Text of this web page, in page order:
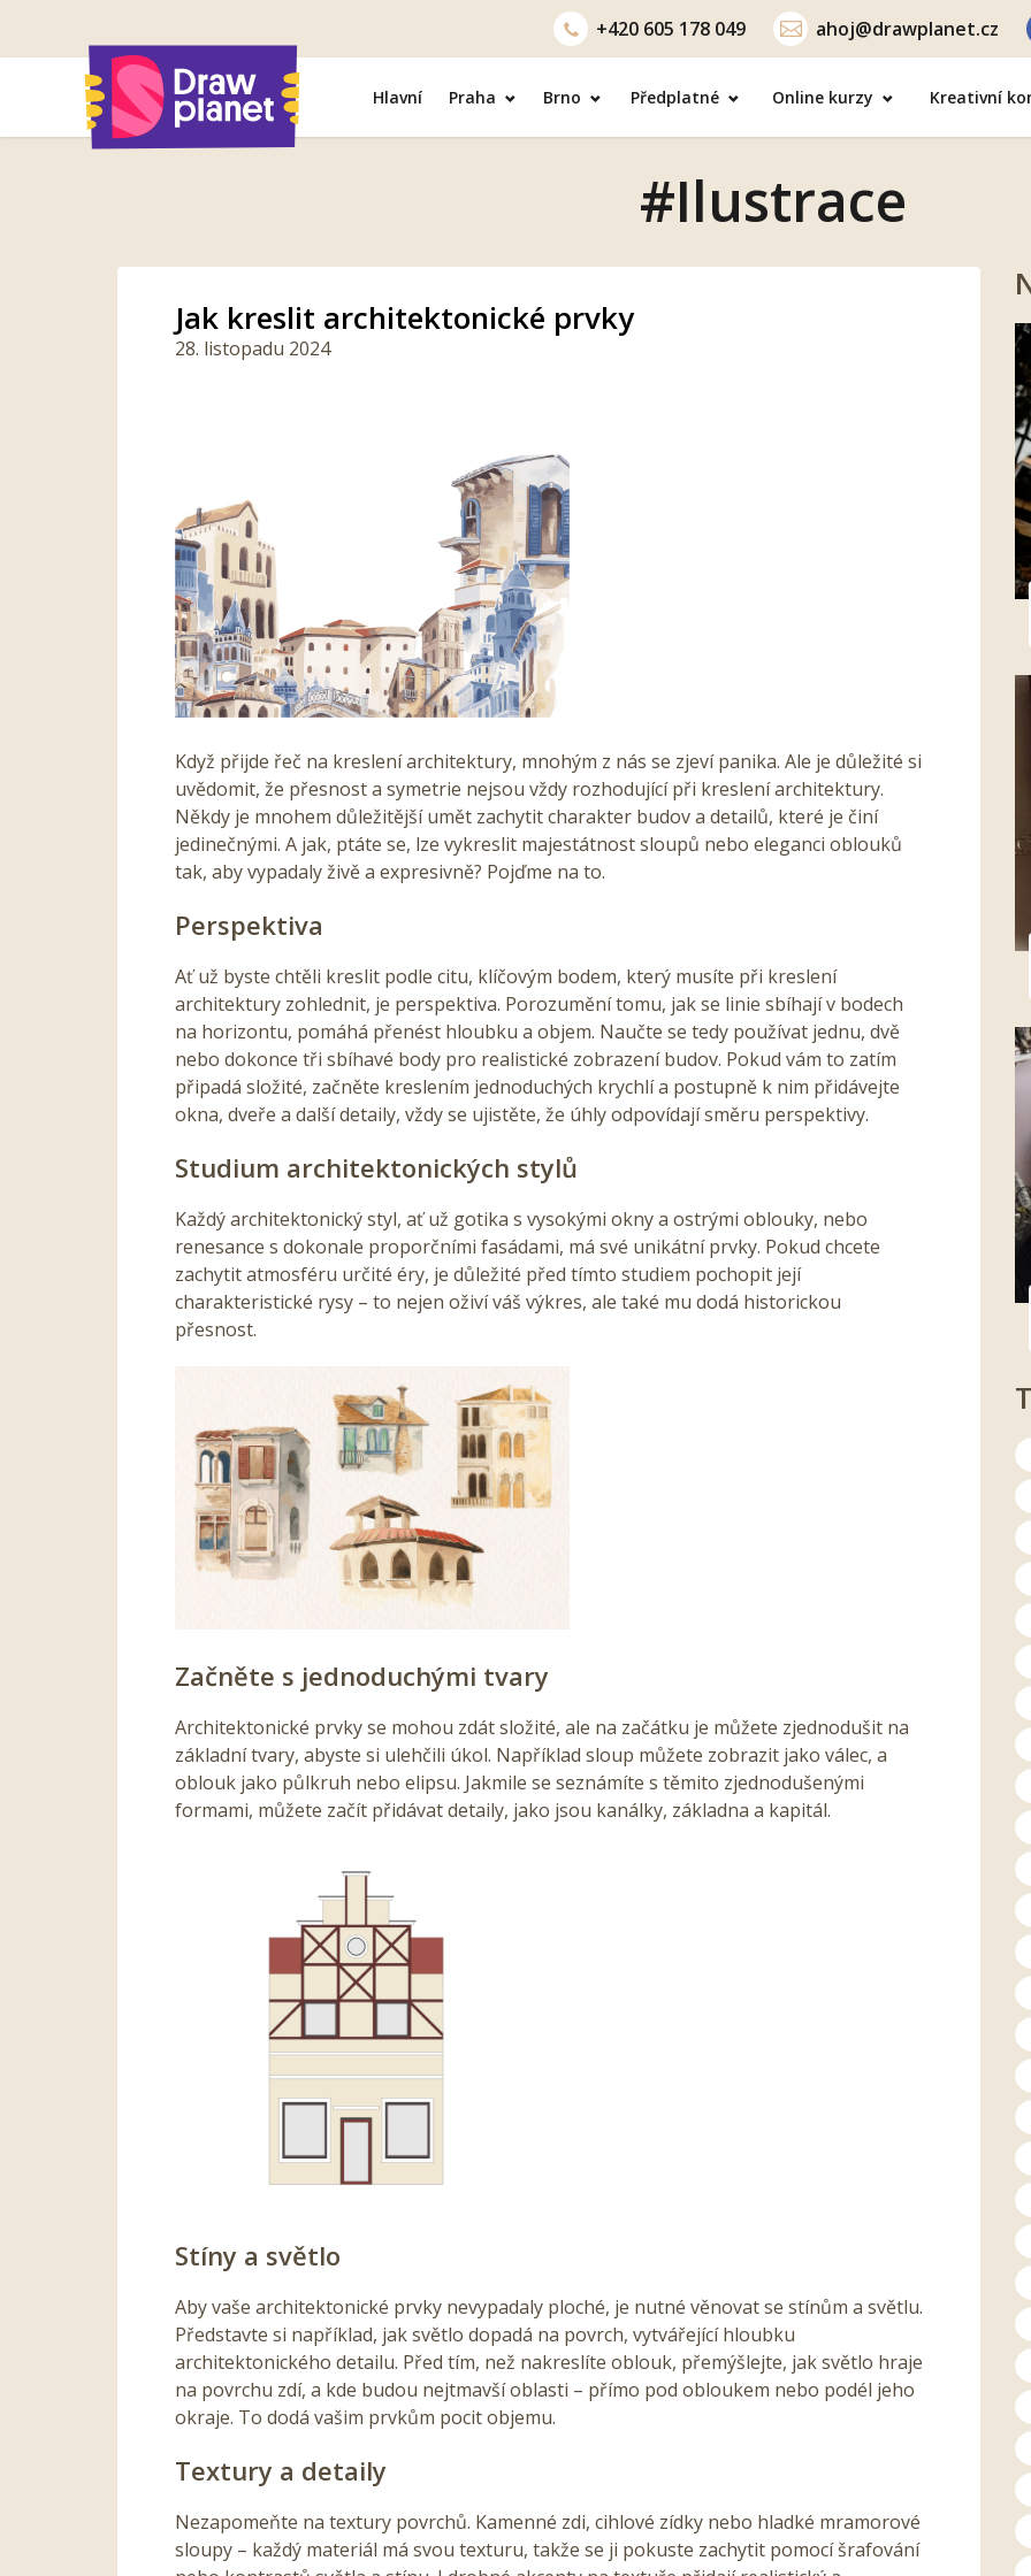
+420 605 178 049 ahoj@drawplanet.cz
Hlavní Praha Brno Předplatné Online kurzy Kreativní
#Ilustrace
Jak kreslit architektonické prvky
28. listopadu 2024
Když přijde řeč na kreslení architektury, mnohým z nás se zjeví panika. Ale je důležité si
uvědomit, že přesnost a symetrie nejsou vždy rozhodující při kreslení architektury.
Někdy je mnohem důležitější umět zachytit charakter budov a detailů, které je činí
jedinečnými. A jak, ptáte se, lze vykreslit majestátnost sloupů nebo eleganci oblouků
tak, aby vypadaly živě a expresivně? Pojďme na to.
Perspektiva
Ať už byste chtěli kreslit podle citu, klíčovým bodem, který musíte při kreslení
architektury zohlednit, je perspektiva. Porozumění tomu, jak se linie sbíhají v bodech
na horizontu, pomáhá přenést hloubku a objem. Naučte se tedy používat jednu, dvě
nebo dokonce tři sbíhavé body pro realistické zobrazení budov. Pokud vám to zatím
připadá složité, začněte kreslením jednoduchých krychlí a postupně k nim přidávejte
okna, dveře a další detaily, vždy se ujistěte, že úhly odpovídají směru perspektivy.
Studium architektonických stylů
Každý architektonický styl, ať už gotika s vysokými okny a ostrými oblouky, nebo
renesance s dokonale proporčními fasádami, má své unikátní prvky. Pokud chcete
zachytit atmosféru určité éry, je důležité před tímto studiem pochopit její
charakteristické rysy – to nejen oživí váš výkres, ale také mu dodá historickou
přesnost.
Začněte s jednoduchými tvary
Architektonické prvky se mohou zdát složité, ale na začátku je můžete zjednodušit na
základní tvary, abyste si ulehčili úkol. Například sloup můžete zobrazit jako válec, a
oblouk jako půlkruh nebo elipsu. Jakmile se seznámíte s těmito zjednodušenými
formami, můžete začít přidávat detaily, jako jsou kanálky, základna a kapitál.
Stíny a světlo
Aby vaše architektonické prvky nevypadaly ploché, je nutné věnovat se stínům a světlu.
Představte si například, jak světlo dopadá na povrch, vytvářející hloubku
architektonického detailu. Před tím, než nakreslíte oblouk, přemýšlejte, jak světlo hraje
na povrchu zdí, a kde budou nejtmavší oblasti – přímo pod obloukem nebo podél jeho
okraje. To dodá vašim prvkům pocit objemu.
Textury a detaily
Nezapomeňte na textury povrchů. Kamenné zdi, cihlové zídky nebo hladké mramorové
sloupy – každý materiál má svou texturu, takže se ji pokuste zachytit pomocí šrafování